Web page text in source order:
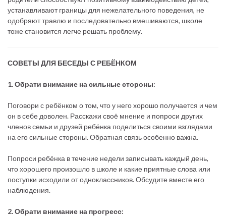
устанавливают границы для нежелательного поведения, не
одобряют травлю и последовательно вмешиваются, школе
тоже становится легче решать проблему.
СОВЕТЫ ДЛЯ БЕСЕДЫ С РЕБЁНКОМ
1. Обрати внимание на сильные стороны:
Поговори с ребёнком о том, что у него хорошо получается и чем
он в себе доволен. Расскажи своё мнение и попроси других
членов семьи и друзей ребёнка поделиться своими взглядами
на его сильные стороны. Обратная связь особенно важна.
Попроси ребёнка в течение недели записывать каждый день,
что хорошего произошло в школе и какие приятные слова или
поступки исходили от одноклассников. Обсудите вместе его
наблюдения.
2. Обрати внимание на прогресс: